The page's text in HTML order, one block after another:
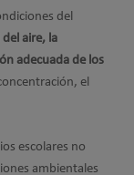
del
del aire, la
adecuada de los
el
escolares no
ambientales